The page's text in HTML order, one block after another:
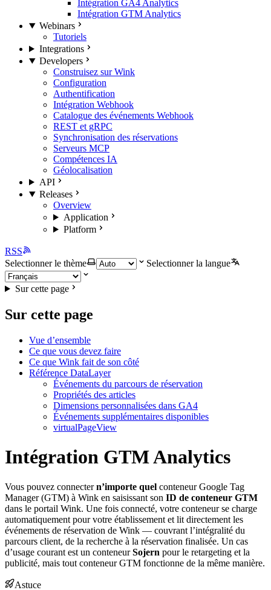
Intégration GA4 Analytics
Intégration GTM Analytics
Webinars
Tutoriels
Integrations
Developers
Construisez sur Wink
Configuration
Authentification
Intégration Webhook
Catalogue des événements Webhook
REST et gRPC
Synchronisation des réservations
Serveurs MCP
Compétences IA
Géolocalisation
API
Releases
Overview
Application
Platform
RSS
Selectionner le thème
Selectionner la langue
Sur cette page
Sur cette page
Vue d’ensemble
Ce que vous devez faire
Ce que Wink fait de son côté
Référence DataLayer
Événements du parcours de réservation
Propriétés des articles
Dimensions personnalisées dans GA4
Événements supplémentaires disponibles
virtualPageView
Intégration GTM Analytics
Vous pouvez connectern’importe quel conteneur Google Tag
Manager (GTM) à Wink en saisissant son ID de conteneur GTM
dans le portail Wink. Une fois connecté, votre conteneur se charge
automatiquement pour votre établissement et lit directement les
événements de réservation de Wink — couvrant l’intégralité du
parcours client, de la recherche à la réservation finalisée. Un cas
d’usage courant est un conteneurSojern pour le retargeting et la
publicité, mais tout conteneur GTM fonctionne de la même manière.
Astuce